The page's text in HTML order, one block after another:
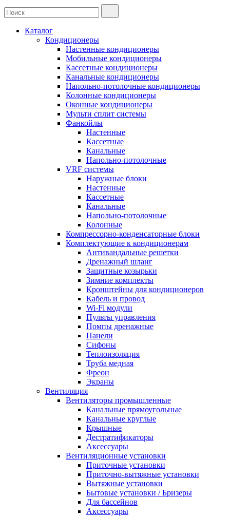
Каталог
Кондиционеры
Настенные кондиционеры
Мобильные кондиционеры
Кассетные кондиционеры
Канальные кондиционеры
Напольно-потолочные кондиционеры
Колонные кондиционеры
Оконные кондиционеры
Мульти сплит системы
Фанкойлы
Настенные
Кассетные
Канальные
Напольно-потолочные
VRF системы
Наружные блоки
Настенные
Кассетные
Канальные
Напольно-потолочные
Колонные
Компрессорно-конденсаторные блоки
Комплектующие к кондиционерам
Антивандальные решетки
Дренажный шланг
Защитные козырьки
Зимние комплекты
Кронштейны для кондиционеров
Кабель и провод
Wi-Fi модули
Пульты управления
Помпы дренажные
Панели
Сифоны
Теплоизоляция
Труба медная
Фреон
Экраны
Вентиляция
Вентиляторы промышленные
Канальные прямоугольные
Канальные круглые
Крышные
Дестратификаторы
Аксессуары
Вентиляционные установки
Приточные установки
Приточно-вытяжные установки
Вытяжные установки
Бытовые установки / Бризеры
Для бассейнов
Аксессуары